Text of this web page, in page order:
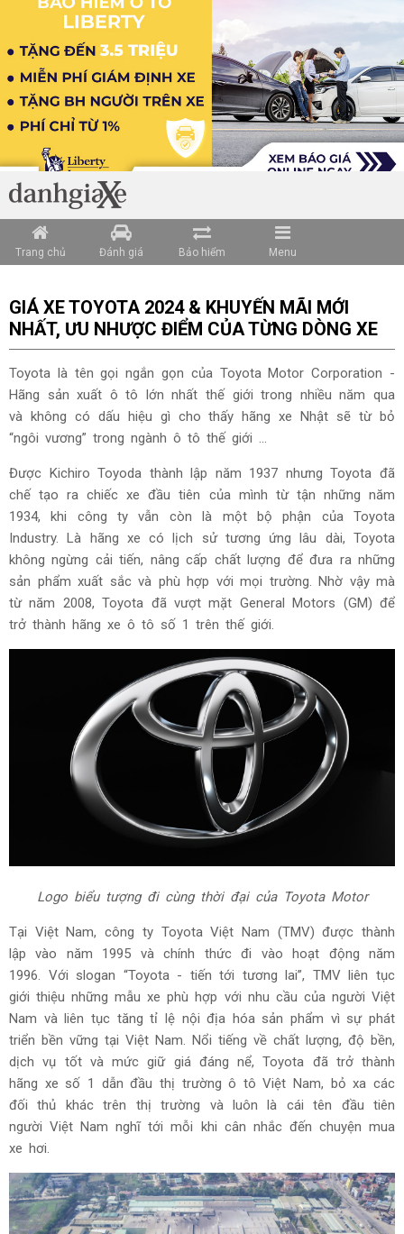
Trang chủ Đánh giá Bảo hiểm Menu
GIÁ XE TOYOTA 2024 & KHUYẾN MÃI MỚI
NHẤT, ƯU NHƯỢC ĐIỂM CỦA TỪNG DÒNG XE
Toyota là tên gọi ngắn gọn của Toyota Motor Corporation -
Hãng sản xuất ô tô lớn nhất thế giới trong nhiều năm qua
và không có dấu hiệu gì cho thấy hãng xe Nhật sẽ từ bỏ
“ngôi vương” trong ngành ô tô thế giới ...
Được Kichiro Toyoda thành lập năm 1937 nhưng Toyota đã
chế tạo ra chiếc xe đầu tiên của mình từ tận những năm
1934, khi công ty vẫn còn là một bộ phận của Toyota
Industry. Là hãng xe có lịch sử tương ứng lâu dài, Toyota
không ngừng cải tiến, nâng cấp chất lượng để đưa ra những
sản phẩm xuất sắc và phù hợp với mọi trường. Nhờ vậy mà
từ năm 2008, Toyota đã vượt mặt General Motors (GM) để
trở thành hãng xe ô tô số 1 trên thế giới.
Logo biểu tượng đi cùng thời đại của Toyota Motor
Tại Việt Nam, công ty Toyota Việt Nam (TMV) được thành
lập vào năm 1995 và chính thức đi vào hoạt động năm
1996. Với slogan “Toyota - tiến tới tương lai”, TMV liên tục
giới thiệu những mẫu xe phù hợp với nhu cầu của người Việt
Nam và liên tục tăng tỉ lệ nội địa hóa sản phẩm vì sự phát
triển bền vững tại Việt Nam. Nổi tiếng về chất lượng, độ bền,
dịch vụ tốt và mức giữ giá đáng nể, Toyota đã trở thành
hãng xe số 1 dẫn đầu thị trường ô tô Việt Nam, bỏ xa các
đối thủ khác trên thị trường và luôn là cái tên đầu tiên
người Việt Nam nghĩ tới mỗi khi cân nhắc đến chuyện mua
xe hơi.
Loading data ...